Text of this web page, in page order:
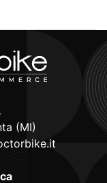
(MI)